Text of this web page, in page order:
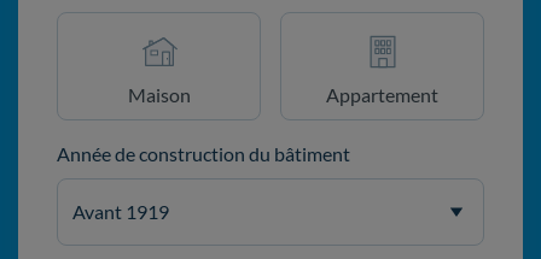
Maison Appartement
Année de construction du bâtiment